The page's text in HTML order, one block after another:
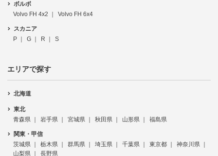
ボルボ
Volvo FH 4x2
Volvo FH 6x4
スカニア
P
G R S
エリアで探す
北海道
東北
青森県
岩手県 宮城県 秋田県 山形県 福島県
関東・甲信
茨城県
栃木県 群馬県 埼玉県 千葉県 東京都
神奈川県
山梨県
長野県